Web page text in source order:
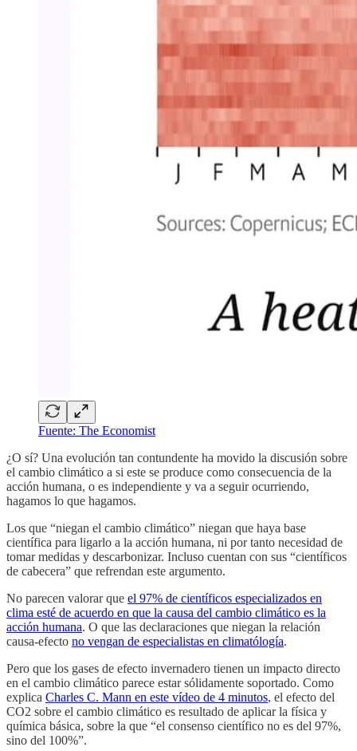
Fuente: The Economist
¿O sí? Una evolución tan contundente ha movido la discusión sobre
el cambio climático a si este se produce como consecuencia de la
acción humana, o es independiente y va a seguir ocurriendo,
hagamos lo que hagamos.
Los que “niegan el cambio climático” niegan que haya base
científica para ligarlo a la acción humana, ni por tanto necesidad de
tomar medidas y descarbonizar. Incluso cuentan con sus “científicos
de cabecera” que refrendan este argumento.
No parecen valorar que el 97% de científicos especializados en
clima esté de acuerdo en que la causa del cambio climático es la
acción humana. O que las declaraciones que niegan la relación
causa-efecto no vengan de especialistas en climatólogía.
Pero que los gases de efecto invernadero tienen un impacto directo
en el cambio climático parece estar sólidamente soportado. Como
explica Charles C. Mann en este vídeo de 4 minutos, el efecto del
CO2 sobre el cambio climático es resultado de aplicar la física y
química básica, sobre la que “el consenso científico no es del 97%,
sino del 100%”.